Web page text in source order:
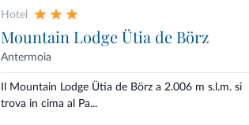
Hotel
Mountain Lodge Ütia de Börz
Antermoia
Il Mountain Lodge Ütia de Börz a 2.006 m s.l.m. si
trova in cima al Pa...